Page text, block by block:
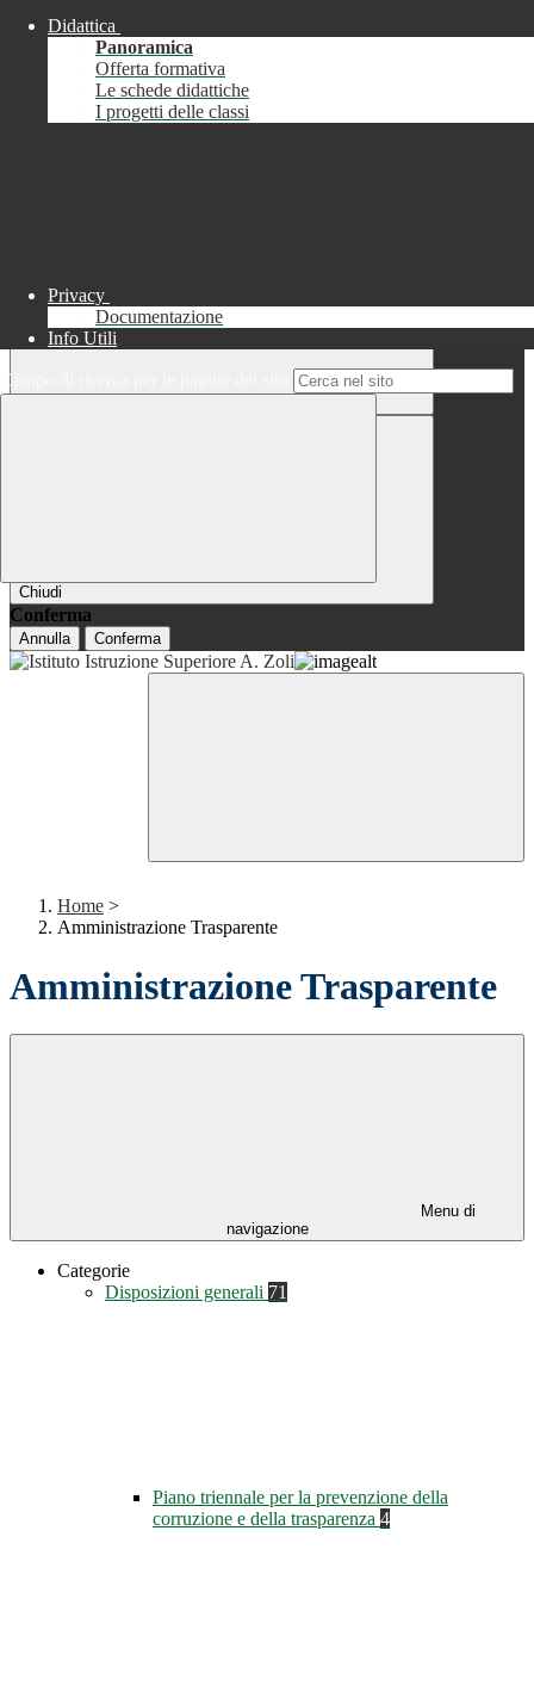
Chiudi
Informazione
Chiudi
Conferma
Annulla Conferma
Didattica
Panoramica
Offerta formativa
Le schede didattiche
I progetti delle classi
Privacy
Documentazione
Info Utili
Campo di ricerca per le pagine del sito
Home >
Amministrazione Trasparente
Amministrazione Trasparente
Menu di
navigazione
Categorie
Disposizioni generali 71
Piano triennale per la prevenzione della
corruzione e della trasparenza 4